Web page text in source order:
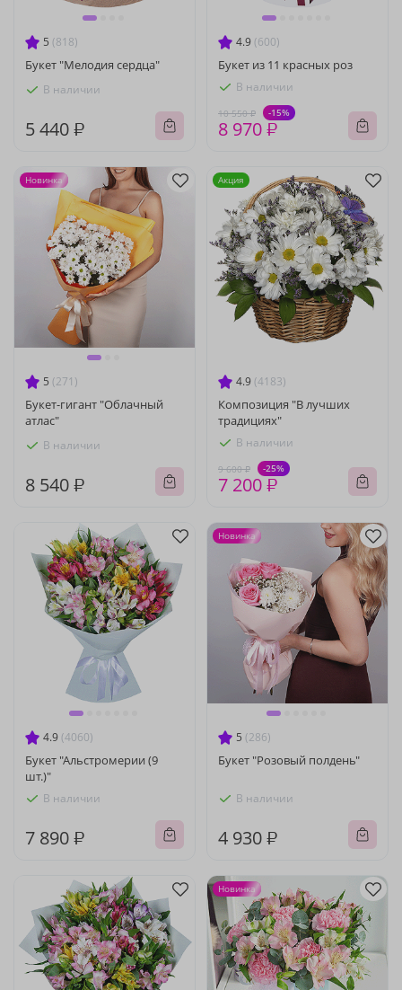
5 (818)
Букет "Мелодия сердца"
В наличии
5 440 ₽
4.9 (600)
Букет из 11 красных роз
В наличии
10 550 ₽ -15%
8 970 ₽
5 (271)
Букет-гигант "Облачный
атлас"
В наличии
8 540 ₽
Новинка
4.9 (4183)
Композиция "В лучших
традициях"
В наличии
9 600 ₽ -25%
7 200 ₽
Акция
4.9 (4060)
Букет "Альстромерии (9
шт.)"
В наличии
7 890 ₽
5 (286)
Букет "Розовый полдень"
В наличии
4 930 ₽
Новинка
Новинка